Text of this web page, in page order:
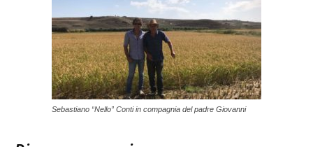
Sebastiano “Nello” Conti in compagnia del padre Giovanni